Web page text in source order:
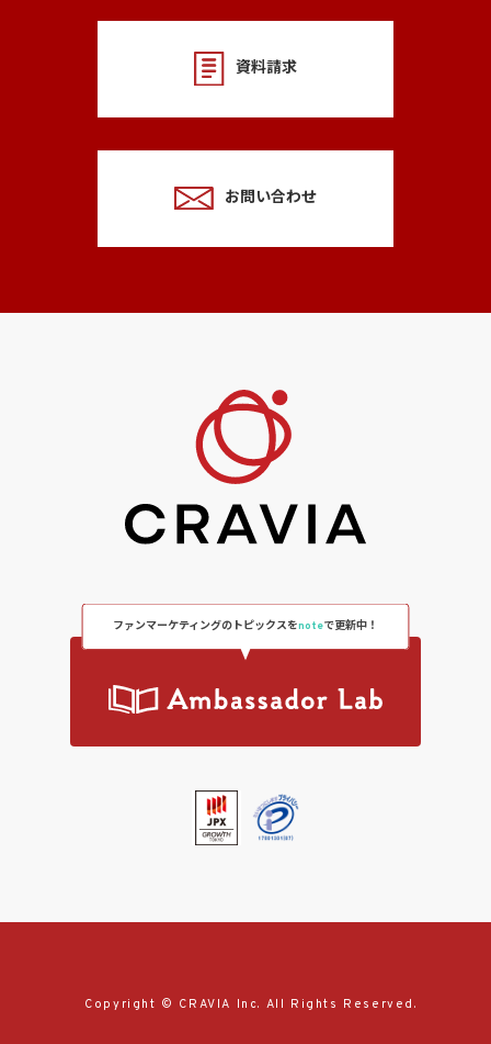
資料請求
お問い合わせ
ファンマーケティングのトピックスをnoteで更新中！
Copyright © CRAVIA Inc. All Rights Reserved.